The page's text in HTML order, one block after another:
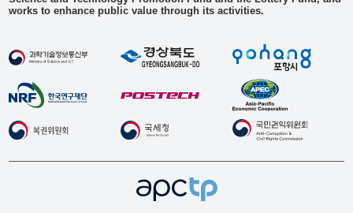
works to enhance public value through its activities.